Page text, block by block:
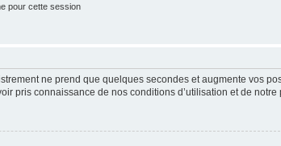
pour cette session
ne prend que quelques secondes et augmente vos
pris connaissance de nos conditions d’utilisation et de